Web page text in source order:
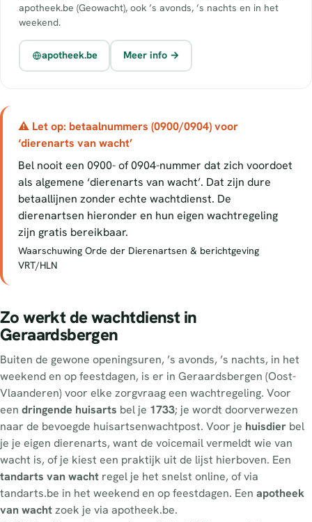
apotheek.be (Geowacht), ook ’s avonds, ’s nachts en in het
weekend.
apotheek.be Meer info →
⚠ Let op: betaalnummers (0900/0904) voor
‘dierenarts van wacht’
Bel nooit een 0900- of 0904-nummer dat zich voordoet
als algemene ‘dierenarts van wacht’. Dat zijn dure
betaallijnen zonder echte wachtdienst. De
dierenartsen hieronder en hun eigen wachtregeling
zijn gratis bereikbaar.
Waarschuwing Orde der Dierenartsen & berichtgeving
VRT/HLN
Zo werkt de wachtdienst in
Geraardsbergen
Buiten de gewone openingsuren, ’s avonds, ’s nachts, in het
weekend en op feestdagen, is er in Geraardsbergen (Oost-
Vlaanderen) voor elke zorgvraag een wachtregeling. Voor
een dringende huisarts bel je 1733; je wordt doorverwezen
naar de bevoegde huisartsenwachtpost. Voor je huisdier bel
je je eigen dierenarts, want de voicemail vermeldt wie van
wacht is, of je kiest een praktijk uit de lijst hierboven. Een
tandarts van wacht regel je het snelst online, of via
tandarts.be in het weekend en op feestdagen. Een apotheek
van wachtzoek je via apotheek.be.